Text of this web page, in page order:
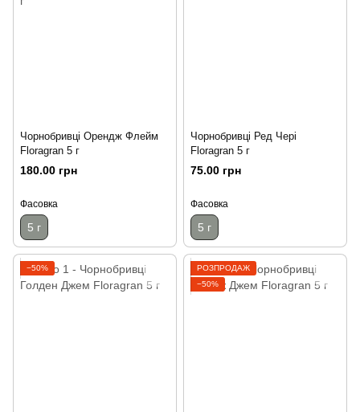
Чорнобривці Орендж Флейм
Floragran 5 г
180.00 грн
Фасовка
5 г
Чорнобривці Ред Чері
Floragran 5 г
75.00 грн
Фасовка
5 г
−50%
РОЗПРОДАЖ
−50%